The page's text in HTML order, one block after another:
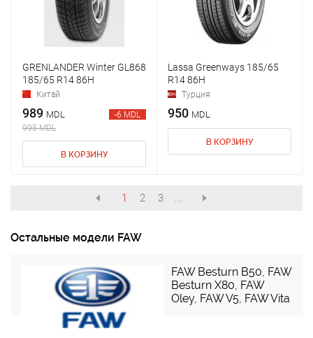
GRENLANDER Winter GL868
185/65 R14 86H
Китай
989 MDL
995 MDL
-6 MDL
В КОРЗИНУ
Lassa Greenways 185/65
R14 86H
Турция
950 MDL
В КОРЗИНУ
1 2 3
Остальные модели FAW
FAW Besturn B50, FAW
Besturn X80, FAW
Oley, FAW V5, FAW Vita